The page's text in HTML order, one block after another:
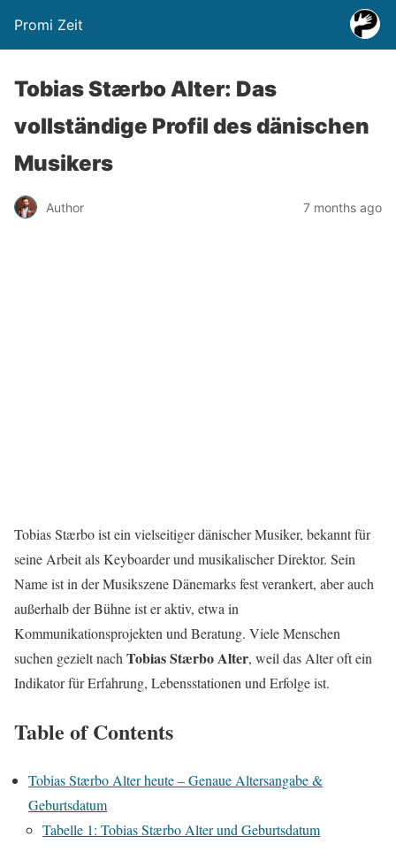
Promi Zeit
Tobias Stærbo Alter: Das
vollständige Profil des dänischen
Musikers
Author 7 months ago
Tobias Stærbo ist ein vielseitiger dänischer Musiker, bekannt für
seine Arbeit als Keyboarder und musikalischer Direktor. Sein
Name ist in der Musikszene Dänemarks fest verankert, aber auch
außerhalb der Bühne ist er aktiv, etwa in
Kommunikationsprojekten und Beratung. Viele Menschen
suchen gezielt nachTobias Stærbo Alter, weil das Alter oft ein
Indikator für Erfahrung, Lebensstationen und Erfolge ist.
Table of Contents
Tobias Stærbo Alter heute – Genaue Altersangabe &
Geburtsdatum
Tabelle 1: Tobias Stærbo Alter und Geburtsdatum